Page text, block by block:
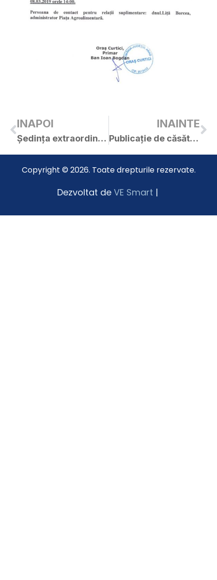
INAPOI
Ședința extraordinară a C.L. Curtici din 13.02.2019
INAINTE
Publicație de căsătorie – Coștiuleanu Sebastian-Florin / Botizan Rozalia-Adriana
Copyright © 2026. Toate drepturile rezervate.
Dezvoltat de VE Smart |